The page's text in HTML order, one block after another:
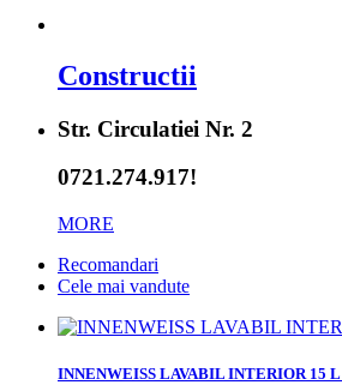
Constructii
Str. Circulatiei Nr. 2
0721.274.917!
MORE
Recomandari
Cele mai vandute
INNENWEISS LAVABIL INTERIOR 15 L